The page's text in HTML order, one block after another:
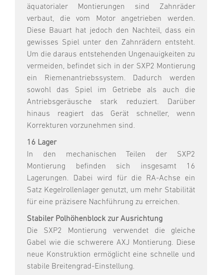
äquatorialer Montierungen sind Zahnräder
verbaut, die vom Motor angetrieben werden.
Diese Bauart hat jedoch den Nachteil, dass ein
gewisses Spiel unter den Zahnrädern entsteht.
Um die daraus entstehenden Ungenauigkeiten zu
vermeiden, befindet sich in der SXP2 Montierung
ein Riemenantriebssystem. Dadurch werden
sowohl das Spiel im Getriebe als auch die
Antriebsgeräusche stark reduziert. Darüber
hinaus reagiert das Gerät schneller, wenn
Korrekturen vorzunehmen sind.
16 Lager
In den mechanischen Teilen der SXP2
Montierung befinden sich insgesamt 16
Lagerungen. Dabei wird für die RA-Achse ein
Satz Kegelrollenlager genutzt, um mehr Stabilität
für eine präzisere Nachführung zu erreichen.
Stabiler Polhöhenblock zur Ausrichtung
Die SXP2 Montierung verwendet die gleiche
Gabel wie die schwerere AXJ Montierung. Diese
neue Konstruktion ermöglicht eine schnelle und
stabile Breitengrad-Einstellung.